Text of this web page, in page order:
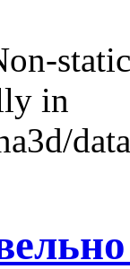
in